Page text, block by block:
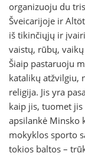
organizuoju du
Šveicarijoje ir
iš tikinčiųjų ir
vaistų, rūbų,
Šiaip pastaruoju
katalikų atžvilgiu,
religija. Jis yra
kaip jis, tuomet
apsilankė Minsko
mokyklos sporto
tokios baltos –